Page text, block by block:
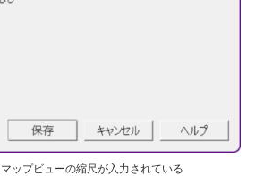
マップビューの縮尺が入力されている